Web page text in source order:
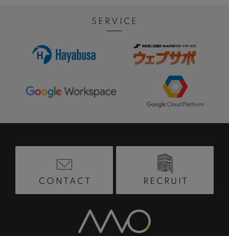
SERVICE
CONTACT RECRUIT